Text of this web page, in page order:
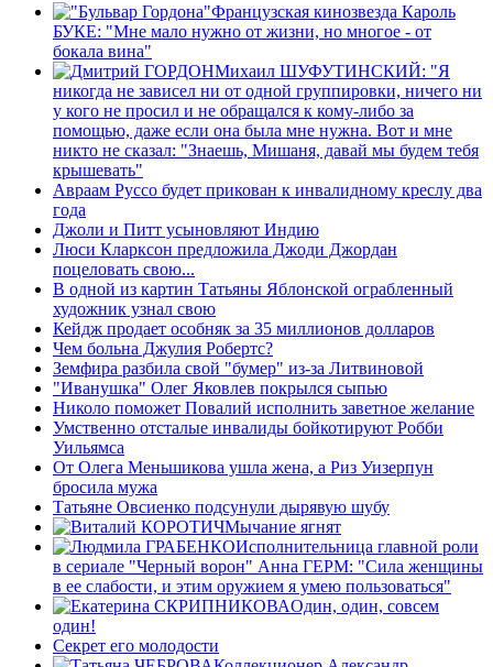
Французская кинозвезда Кароль
БУКЕ: "Мне мало нужно от жизни, но многое - от
бокала вина"
Михаил ШУФУТИНСКИЙ: "Я
никогда не зависел ни от одной группировки, ничего ни
у кого не просил и не обращался к кому-либо за
помощью, даже если она была мне нужна. Вот и мне
никто не сказал: "Знаешь, Мишаня, давай мы будем тебя
крышевать"
Авраам Руссо будет прикован к инвалидному креслу два
года
Джоли и Питт усыновляют Индию
Люси Кларксон предложила Джоди Джордан
поцеловать свою...
В одной из картин Татьяны Яблонской ограбленный
художник узнал свою
Кейдж продает особняк за 35 миллионов долларов
Чем больна Джулия Робертс?
Земфира разбила свой "бумер" из-за Литвиновой
"Иванушка" Олег Яковлев покрылся сыпью
Николо поможет Повалий исполнить заветное желание
Умственно отсталые инвалиды бойкотируют Робби
Уильямса
От Олега Меньшикова ушла жена, а Риз Уизерпун
бросила мужа
Татьяне Овсиенко подсунули дырявую шубу
Мычание ягнят
Исполнительница главной роли
в сериале "Черный ворон" Анна ГЕРМ: "Сила женщины
в ее слабости, и этим оружием я умею пользоваться"
Один, один, совсем
один!
Секрет его молодости